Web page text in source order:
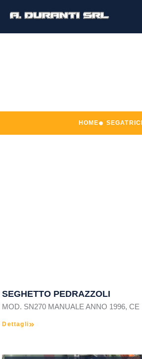
HOME SEGATRICI
SEGHETTO PEDRAZZOLI
MOD. SN270 MANUALE ANNO 1996, CE
Dettagli